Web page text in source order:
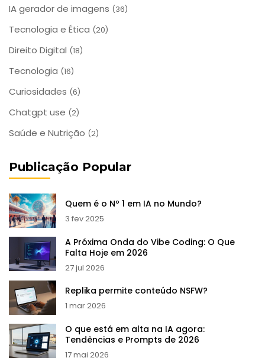
IA gerador de imagens (36)
Tecnologia e Ética (20)
Direito Digital (18)
Tecnologia (16)
Curiosidades (6)
Chatgpt use (2)
Saúde e Nutrição (2)
Publicação Popular
Quem é o Nº 1 em IA no Mundo?
3 fev 2025
A Próxima Onda do Vibe Coding: O Que
Falta Hoje em 2026
27 jul 2026
Replika permite conteúdo NSFW?
1 mar 2026
O que está em alta na IA agora:
Tendências e Prompts de 2026
17 mai 2026